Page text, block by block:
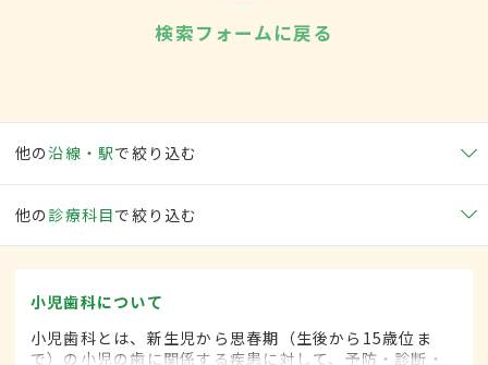
検索フォームに戻る
他の沿線・駅で絞り込む
他の 診療科目で絞り込む
小児歯科について
小児歯科とは、新生児から思春期（生後から15歳位ま
で）の小児の歯に関係する疾患に対して、予防・診断・